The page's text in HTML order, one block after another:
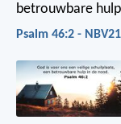
betrouwbare
Psalm 46:2 - NBV21